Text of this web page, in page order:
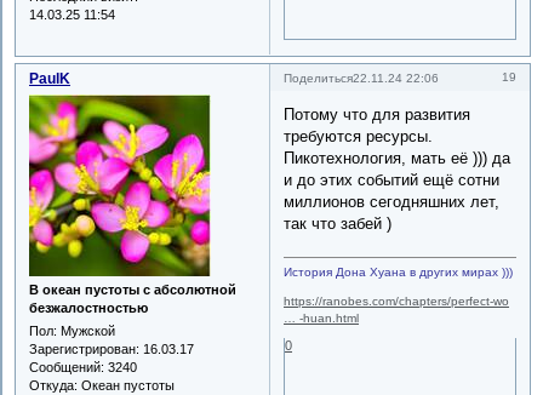
14.03.25 11:54
Поделиться 19
22.11.24 22:06
PaulK
В океан пустоты с абсолютной
безжалостностью
Пол: Мужской
Зарегистрирован: 16.03.17
Сообщений: 3240
Откуда: Океан пустоты
Потому что для развития
требуются ресурсы.
Пикотехнология, мать её ))) да
и до этих событий ещё сотни
миллионов сегодняшних лет,
так что забей )
История Дона Хуана в других мирах )))
https://ranobes.com/chapters/perfect-wo
… -huan.html
0